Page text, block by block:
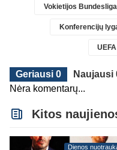
Vokietijos Bundesliga
Konferencijų
Geriausi 0 Naujausi
Nėra komentarų...
Kitos
Dienos